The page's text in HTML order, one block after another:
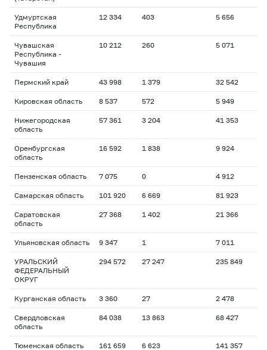
Удмуртская
Республика
12 334 403 5 656
Чувашская
Республика -
Чувашия
10 212 260 5 071
Пермский край 43 998 1 379 32 542
Кировская область 8 537 572 5 949
Нижегородская
область
57 361 3 204 41 353
Оренбургская
область
16 592 1 838 9 924
Пензенская область 7 075 0 4 912
Самарская область 101 920 6 669 81 923
Саратовская
область
27 368 1 402 21 366
Ульяновская область 9 347 1 7 011
УРАЛЬСКИЙ
ФЕДЕРАЛЬНЫЙ
ОКРУГ
294 572 27 247 235 849
Курганская область 3 360 27 2 478
Свердловская
область
84 038 13 863 68 427
Тюменская область 161 659 6 623 141 357